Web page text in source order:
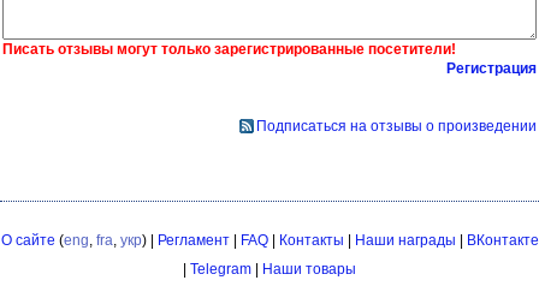
Писать отзывы могут только зарегистрированные посетители!
Регистрация
Подписаться на отзывы о произведении
О сайте (eng fra укр) | Регламент| FAQ| Контакты | Наши награды | ВКонтакте
| Telegram | Наши товары